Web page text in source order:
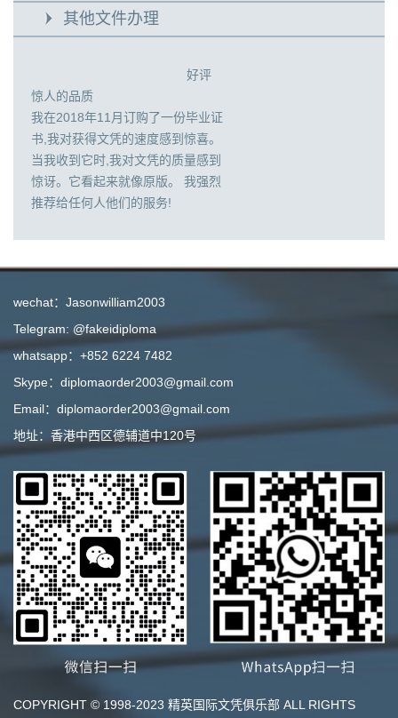
其他文件办理
好评
惊人的品质
我在2018年11月订购了一份毕业证
书,我对获得文凭的速度感到惊喜。
当我收到它时,我对文凭的质量感到
惊讶。它看起来就像原版。 我强烈
推荐给任何人他们的服务!
wechat：Jasonwilliam2003
Telegram: @fakeidiploma
whatsapp：+852 6224 7482
Skype：diplomaorder2003@gmail.com
Email：diplomaorder2003@gmail.com
地址：香港中西区德辅道中120号
COPYRIGHT © 1998-2023 精英国际文凭俱乐部 ALL RIGHTS